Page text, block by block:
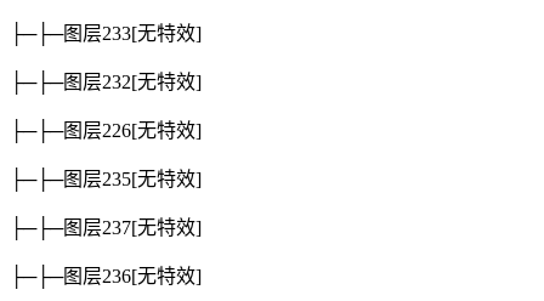
├─├─图层233[无特效]
├─├─图层232[无特效]
├─├─图层226[无特效]
├─├─图层235[无特效]
├─├─图层237[无特效]
├─├─图层236[无特效]